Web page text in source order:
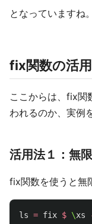
となっていますね。
fix関数の活
ここからは、fix関
われるのか、実例
活用法１：無
fix関数を使うと無
ls = fix $ \xs